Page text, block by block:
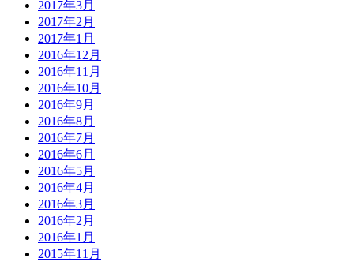
2017年3月
2017年2月
2017年1月
2016年12月
2016年11月
2016年10月
2016年9月
2016年8月
2016年7月
2016年6月
2016年5月
2016年4月
2016年3月
2016年2月
2016年1月
2015年11月